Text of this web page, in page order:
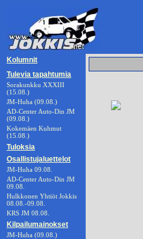
Kolumnit
Tulevia tapahtumia
Sorakunkku XXXIII
(15.08.)
JM-Huha (09.08.)
AD-Center Auto-Din JM
(09.08.)
Kokemäen Kuhmut
(15.08.)
Tuloksia
Osallistujaluettelot
JM-Huha 09.08.
AD-Center Auto-Din JM
09.08.
Hulkkonen Yhtiöt Jokkis
08.08.-09.08.
KRS JM 08.08.
Kilpailumainokset
JM-Huha (09.08.)